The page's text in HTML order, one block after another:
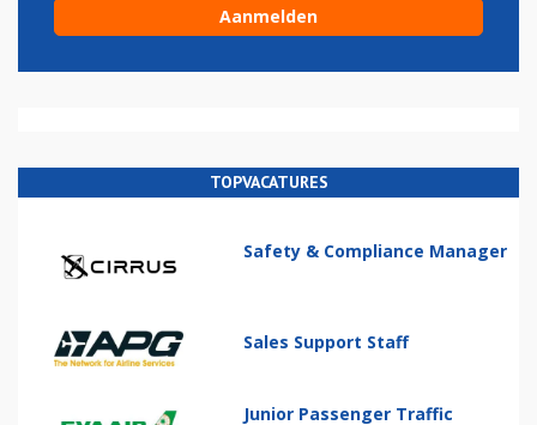
TOPVACATURES
Safety & Compliance Manager
Sales Support Staff
Junior Passenger Traffic